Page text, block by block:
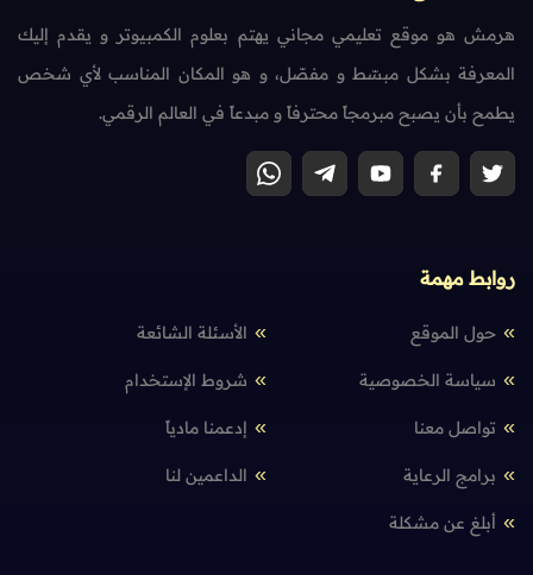
هرمش هو موقع تعليمي مجاني يهتم بعلوم الكمبيوتر و يقدم إليك
المعرفة بشكل مبسّط و مفصّل، و هو المكان المناسب لأي شخص
يطمح بأن يصبح مبرمجاً محترفاً و مبدعاً في العالم الرقمي.
روابط مهمة
حول الموقع الأسئلة الشائعة
سياسة الخصوصية شروط الإستخدام
تواصل معنا إدعمنا مادياً
برامج الرعاية الداعمين لنا
أبلغ عن مشكلة